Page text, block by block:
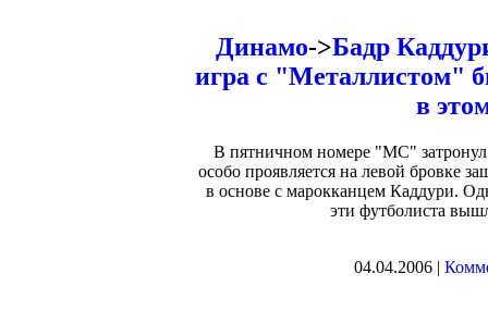
Динамо->Бадр
игра с "Металлистом"
в
В пятничном номере "МС"
особо проявляется на левой бровке
в основе с марокканцем Каддури.
эти футболиста
04.04.2006 |